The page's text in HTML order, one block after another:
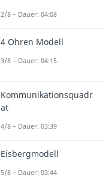
2/8 – Dauer: 04:08
4 Ohren Modell
3/8 – Dauer: 04:15
Kommunikationsquadr
at
4/8 – Dauer: 03:39
Eisbergmodell
5/8 – Dauer: 03:44